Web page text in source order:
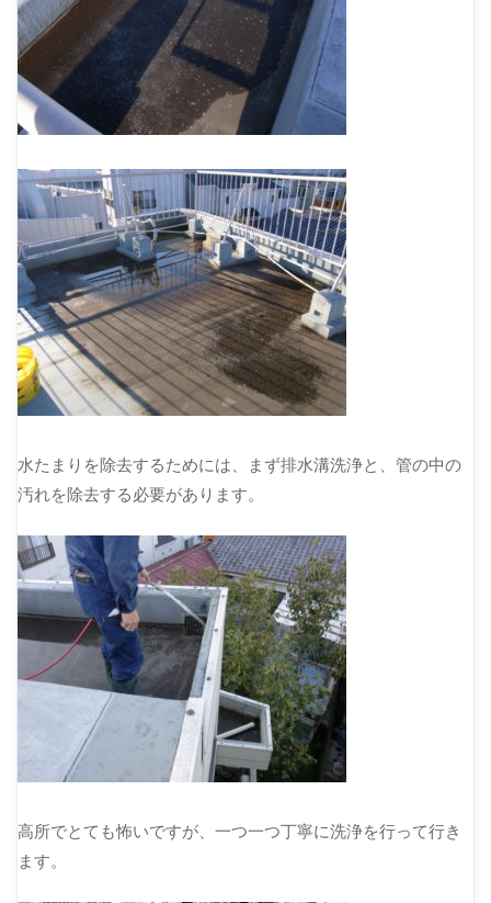
水たまりを除去するためには、まず排水溝洗浄と、管の中の
汚れを除去する必要があります。
高所でとても怖いですが、一つ一つ丁寧に洗浄を行って行き
ます。